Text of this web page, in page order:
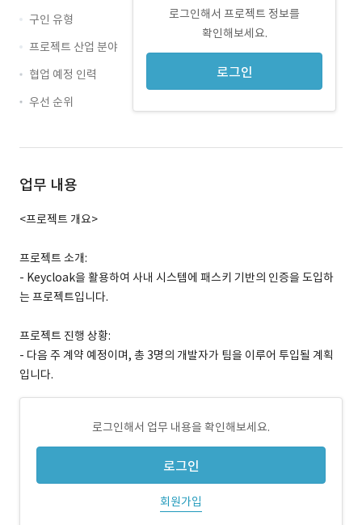
로그인해서 프로젝트 정보를
확인해보세요.
로그인
구인 유형
프로젝트 산업 분야
협업 예정 인력
우선 순위
업무 내용
<프로젝트 개요>
프로젝트 소개:
- Keycloak을 활용하여 사내 시스템에 패스키 기반의 인증을 도입하
는 프로젝트입니다.
프로젝트 진행 상황:
- 다음 주 계약 예정이며, 총 3명의 개발자가 팀을 이루어 투입될 계획
입니다.
로그인해서 업무 내용을 확인해보세요.
로그인
회원가입